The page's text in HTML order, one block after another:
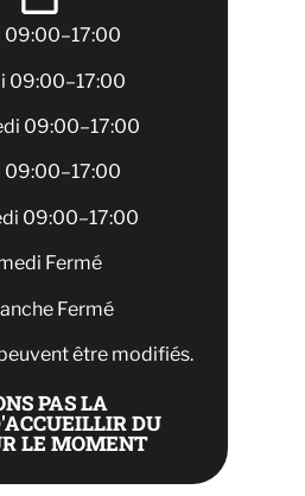
09:00–17:00
09:00–17:00
09:00–17:00
09:00–17:00
09:00–17:00
Fermé
Fermé
être modifiés.
PAS LA
DU
LE MOMENT